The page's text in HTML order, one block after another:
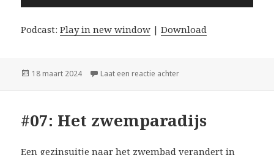
Podcast:Play in new window |Download
Geplaatst
18 maart 2024 Laat een reactie achterop #08: Rechtdoor op
#07: Het zwemparadijs
Een gezinsuitje naar het zwembad verandert in